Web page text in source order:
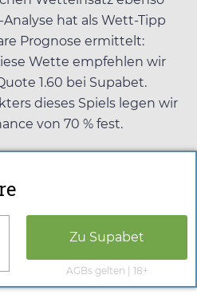
hat als Wett-Tipp
Prognose ermittelt:
Wette empfehlen wir
1.60 bei Supabet.
dieses Spiels legen wir
von 70 % fest.
Zu Supabet
AGBs gelten | 18+